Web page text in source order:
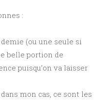
:
(ou une seule si
belle portion de
puisqu’on va laisser
mon cas, ce sont les